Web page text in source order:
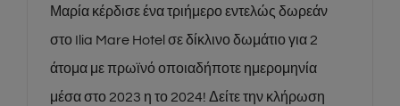
Μαρία κέρδισε ένα τριήμερο εντελώς δωρεάν
στο Ilia Mare Hotel σε δίκλινο δωμάτιο για 2
άτομα με πρωϊνό οποιαδήποτε ημερομηνία
μέσα στο 2023 η το 2024! Δείτε την κλήρωση